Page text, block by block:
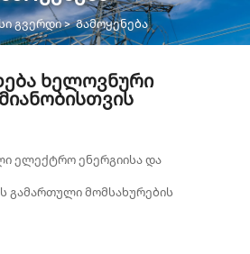
გვერდი>Გამოყენება
Ხელოვნური
ელექტრო ენერგიისა და
გამართული მომსახურების